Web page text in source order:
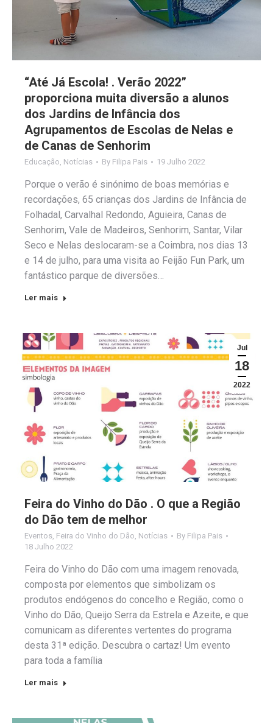
“Até Já Escola! . Verão 2022”
proporciona muita diversão a alunos
dos Jardins de Infância dos
Agrupamentos de Escolas de Nelas e
de Canas de Senhorim
Educação Notícias By Filipa Pais 19 Julho 2022
Porque o verão é sinónimo de boas memórias e
recordações, 65 crianças dos Jardins de Infância de
Folhadal, Carvalhal Redondo, Aguieira, Canas de
Senhorim, Vale de Madeiros, Senhorim, Santar, Vilar
Seco e Nelas deslocaram-se a Coimbra, nos dias 13
e 14 de julho, para uma visita ao Feijão Fun Park, um
fantástico parque de diversões…
Ler mais
Jul
18
2022
Feira do Vinho do Dão . O que a Região
do Dão tem de melhor
Eventos, Feira do Vinho do Dão, Notícias By Filipa Pais
18 Julho 2022
Feira do Vinho do Dão com uma imagem renovada,
composta por elementos que simbolizam os
produtos endógenos do concelho e Região, como o
Vinho do Dão, Queijo Serra da Estrela e Azeite, e que
comunicam as diferentes vertentes do programa
desta 31ª edição. Descubra o cartaz! Um evento
para toda a família
Ler mais